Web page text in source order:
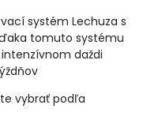
systém Lechuza s
tomuto systému
daždi
vybrať podľa